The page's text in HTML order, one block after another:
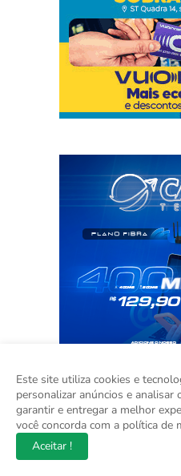
Este site utiliza cookies e
personalizar anúncios e
garantir e entregar a melhor
você concorda com a política de
Aceitar !